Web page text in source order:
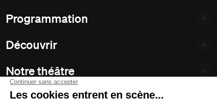
Programmation
Découvrir
Notre théâtre